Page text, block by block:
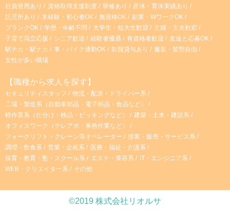
社員登用あり
資格取得支援制度 研修あり
産休・育休実績あり
託児所あり
未経験・初心者OK 無資格OK
副業・WワークOK
ブランクOK
学歴・年齢不問 大学生・短大生歓迎
主婦・主夫歓迎
子育て両立応援
シニア歓迎 経験者優遇 有資格者歓迎
友達と応募OK
駅チカ・駅ナカ
車・バイク通勤OK 制服貸与あり
服装・髪型自由
女性が多い職場
【職種から求人を探す】
セキュリティスタッフ
物流・配送・ドライバー系
工場・製造系（自動車部品・電子部品・食品など）
軽作業系（仕分け・検品・ピッキングなど）
建築・土木・建設系
オフィスワーク（テレアポ・事務作業など）
フォークリフト・クレーン等オペレーター
接客・販売・サービス系
調理・飲食系
営業・企画系
医療・福祉・介護系
保育・教育・塾・スクール系
エステ・美容系
IT・エンジニア系
WEB・クリエイター系
その他
©2019 株式会社リオルサ